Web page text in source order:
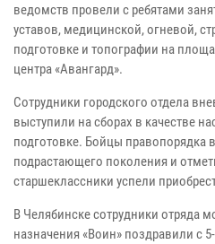
ведомств провели с ребятами
уставов, медицинской, огневой,
подготовке и топографии на
центра «Авангард».
Сотрудники городского отдела
выступили на сборах в качестве
подготовке. Бойцы правопорядка
подрастающего поколения и
старшеклассники успели
В Челябинске сотрудники отряда
назначения «Воин» поздравили с